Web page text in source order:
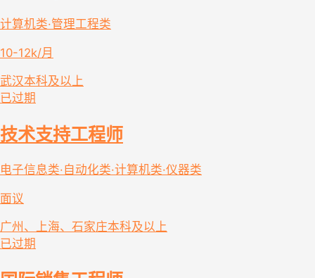
计算机类·管理工程类
10-12k/月
武汉本科及以上
已过期
技术支持工程师
电子信息类·自动化类·计算机类·仪器类
面议
广州、上海、石家庄本科及以上
已过期